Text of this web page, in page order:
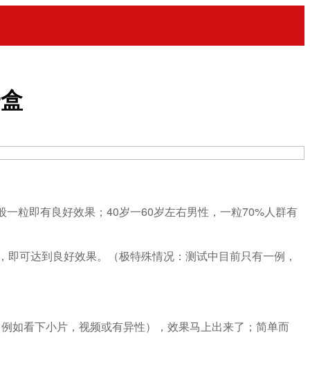
一粒即有良好效果；40岁一60岁左右男性，一粒70%人群有
可达到良好效果。（极特殊情况：测试中目前只有一例，
如看下小片，视频或有异性），效果马上出来了；简单而